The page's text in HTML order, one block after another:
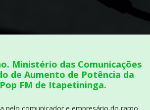
Ministério das Comunicações
de Aumento de Potência da
FM de Itapetininga.